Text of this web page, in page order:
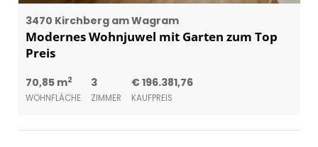
3470 Kirchberg am Wagram
Modernes Wohnjuwel mit Garten zum Top
Preis
70,85 m2
WOHNFLÄCHE
3
ZIMMER
€ 196.381,76
KAUFPREIS